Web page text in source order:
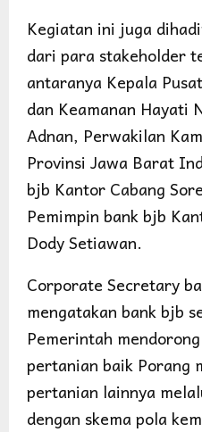
Kegiatan ini juga
dari para stakeholder
antaranya Kepala
dan Keamanan Hayati
Adnan, Perwakilan
Provinsi Jawa Barat
bjb Kantor Cabang
Pemimpin bank bjb
Dody Setiawan.
Corporate Secretary
mengatakan bank bjb
Pemerintah
pertanian baik Porang
pertanian lainnya
dengan skema pola